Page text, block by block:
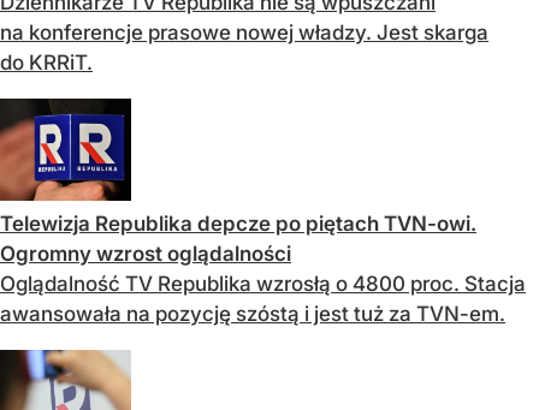
na konferencje prasowe nowej władzy. Jest skarga
do KRRiT.
Telewizja Republika depcze po piętach TVN-owi.
Ogromny wzrost oglądalności
Oglądalność TV Republika wzrosłą o 4800 proc. Stacja
awansowała na pozycję szóstą i jest tuż za TVN-em.